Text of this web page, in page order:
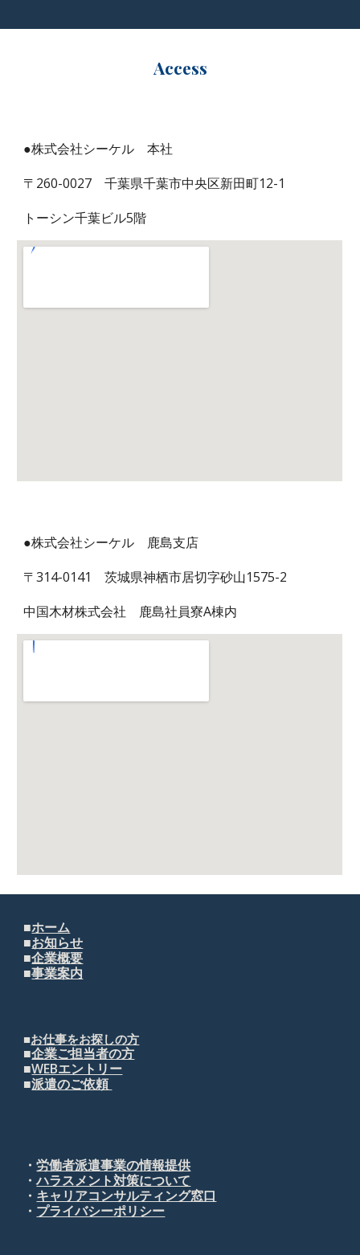
Access
●株式会社シーケル 本社
〒260-0027 千葉県千葉市中央区新田町12-1
トーシン千葉ビル5階
●株式会社シーケル 鹿島支店
〒314-0141 茨城県神栖市居切字砂山1575-2
中国木材株式会社 鹿島社員寮A棟内
■ホーム
■お知らせ
■企業概要
■事業案内
■お仕事をお探しの方
■企業ご担当者の方
■WEBエントリー
■派遣のご依頼
・労働者派遣事業の情報提供
・ハラスメント対策について
・ キャリアコンサルティング窓口
・ プライバシーポリシー